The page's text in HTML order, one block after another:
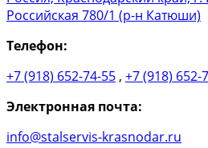
Российская 780/1 (р-н Катюши)
Телефон:
+7 (918) 652-74-55 , +7 (918)
Электронная почта:
info@stalservis-krasnodar.ru